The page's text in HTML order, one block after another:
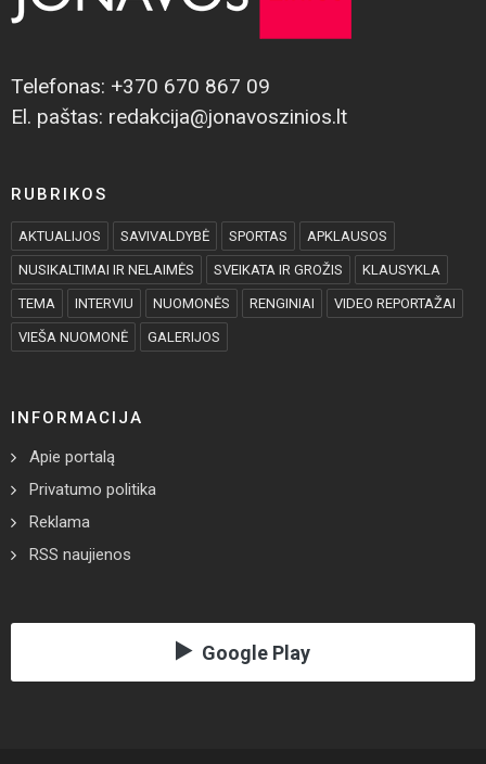
Telefonas: +370 670 867 09
El. paštas: redakcija@jonavoszinios.lt
RUBRIKOS
AKTUALIJOS SAVIVALDYBĖ SPORTAS APKLAUSOS
NUSIKALTIMAI IR NELAIMĖS SVEIKATA IR GROŽIS KLAUSYKLA
TEMA INTERVIU NUOMONĖS RENGINIAI VIDEO REPORTAŽAI
VIEŠA NUOMONĖ GALERIJOS
INFORMACIJA
Apie portalą
Privatumo politika
Reklama
RSS naujienos
Google Play